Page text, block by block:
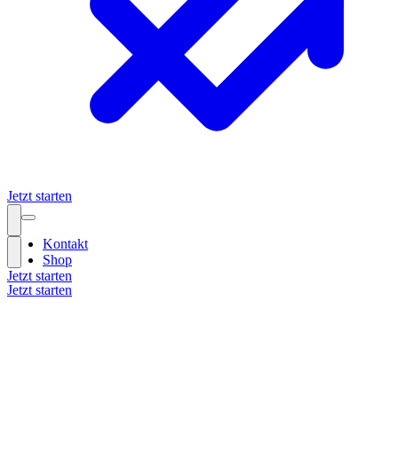
Jetzt starten
Jetzt starten
Kontakt
Shop
Jetzt starten